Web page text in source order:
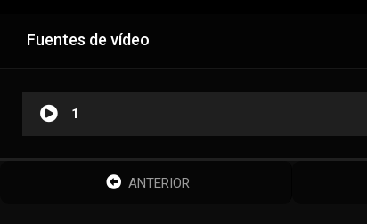
Fuentes de vídeo
1
ANTERIOR